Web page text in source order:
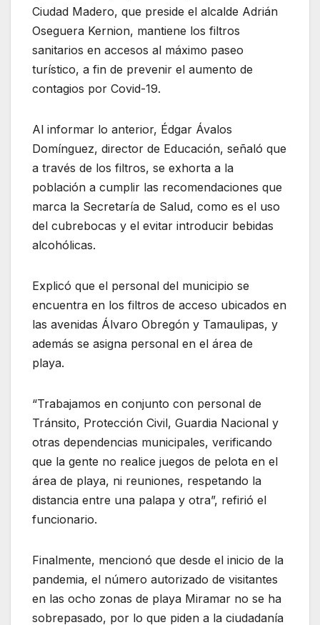
Ciudad Madero, que preside el alcalde Adrián
Oseguera Kernion, mantiene los filtros
sanitarios en accesos al máximo paseo
turístico, a fin de prevenir el aumento de
contagios por Covid-19.
Al informar lo anterior, Édgar Ávalos
Domínguez, director de Educación, señaló que
a través de los filtros, se exhorta a la
población a cumplir las recomendaciones que
marca la Secretaría de Salud, como es el uso
del cubrebocas y el evitar introducir bebidas
alcohólicas.
Explicó que el personal del municipio se
encuentra en los filtros de acceso ubicados en
las avenidas Álvaro Obregón y Tamaulipas, y
además se asigna personal en el área de
playa.
“Trabajamos en conjunto con personal de
Tránsito, Protección Civil, Guardia Nacional y
otras dependencias municipales, verificando
que la gente no realice juegos de pelota en el
área de playa, ni reuniones, respetando la
distancia entre una palapa y otra”, refirió el
funcionario.
Finalmente, mencionó que desde el inicio de la
pandemia, el número autorizado de visitantes
en las ocho zonas de playa Miramar no se ha
sobrepasado, por lo que piden a la ciudadanía